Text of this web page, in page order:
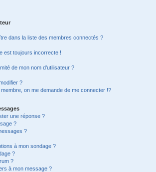
dans la liste des membres connectés ?
est toujours incorrecte !
de mon nom d’utilisateur ?
?
membre, on me demande de me connecter !?
une réponse ?
?
?
à mon sondage ?
?
?
à mon message ?